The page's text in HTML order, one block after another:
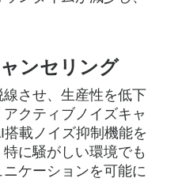
ンセリング
させ、生産性を低下
クティブノイズキャ
載ノイズ抑制機能を
に騒がしい環境でも
ケーションを可能に